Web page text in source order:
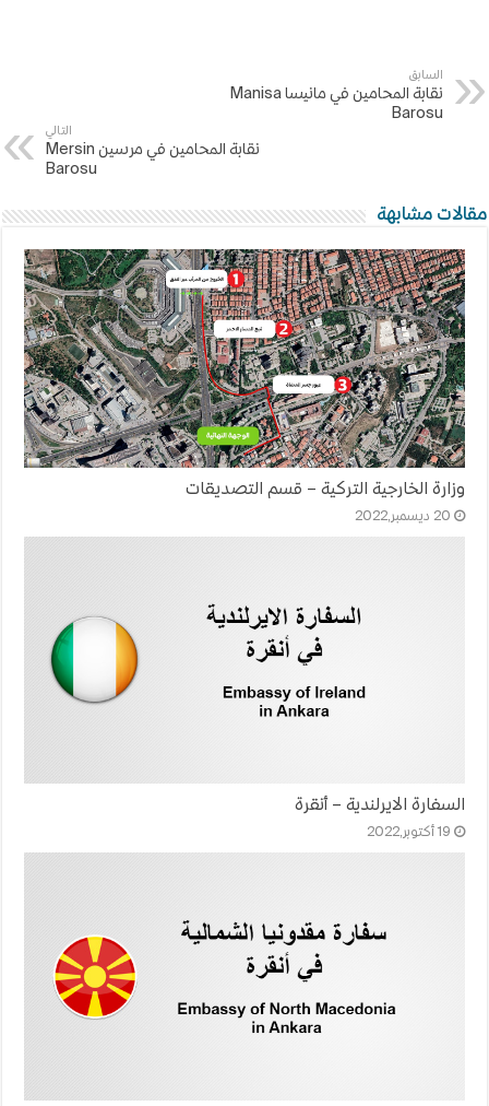
السابق
نقابة المحامين في مانيسا Manisa
Barosu
التالي
نقابة المحامين في مرسين Mersin
Barosu
مقالات مشابهة
وزارة الخارجية التركية – قسم التصديقات
20 ديسمبر,2022
السفارة الايرلندية – أنقرة
19 أكتوبر,2022